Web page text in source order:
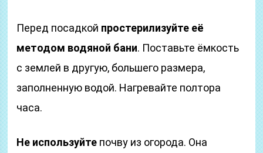
Перед посадкой простерилизуйте её
методом водяной бани. Поставьте ёмкость
с землей в другую, большего размера,
заполненную водой. Нагревайте полтора
часа.
Не используйте почву из огорода. Она